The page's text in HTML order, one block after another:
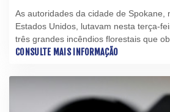
As autoridades da cidade de Spokane,
Estados Unidos, lutavam nesta terça-
três grandes incêndios florestais que
pessoas a abandonar suas casas e
CONSULTE MAIS INFORMAÇÃO